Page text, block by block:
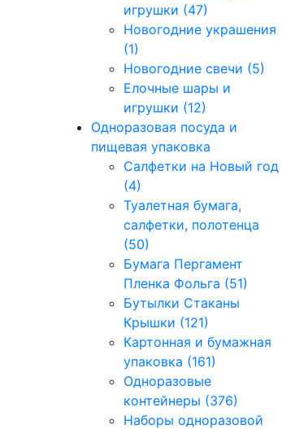
игрушки (47)
Новогодние украшения
(1)
Новогодние свечи (5)
Елочные шары и
игрушки (12)
Одноразовая посуда и
пищевая упаковка
Салфетки на Новый год
(4)
Туалетная бумага,
салфетки, полотенца
(50)
Бумага Пергамент
Пленка Фольга (51)
Бутылки Стаканы
Крышки (121)
Картонная и бумажная
упаковка (161)
Одноразовые
контейнеры (376)
Наборы одноразовой